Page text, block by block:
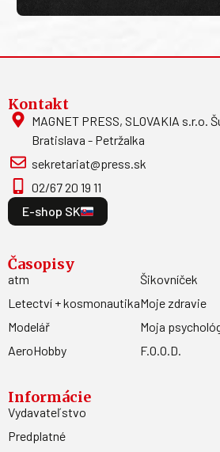
Kontakt
MAGNET PRESS, SLOVAKIA s.r.o.
Bratislava - Petržalka
sekretariat@press.sk
02/67 20 19 11
E-shop SK
Časopisy
atm
Letectví + kosmonautika
Modelář
AeroHobby
Šikovníček
Moje zdravie
Moja
F.O.O.D.
Informácie
Vydavateľstvo
Predplatné